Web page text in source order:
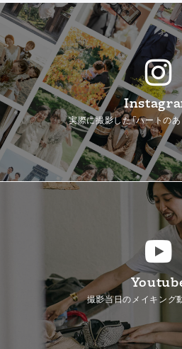
実際に撮影した「ハートの
撮影当日のメイキング